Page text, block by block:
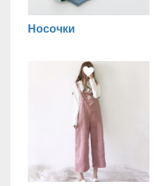
Носочки